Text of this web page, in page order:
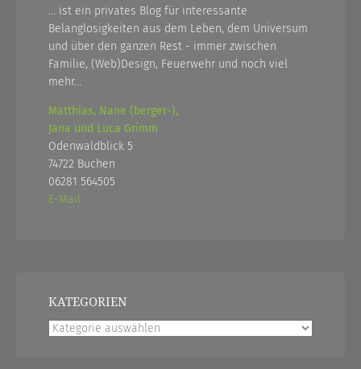
... ist ein privates Blog für interessante
Belanglosigkeiten aus dem Leben, dem Universum
und über den ganzen Rest - immer zwischen
Familie, (Web)Design, Feuerwehr und noch viel
mehr...
Matthias, Nane (berger-),
Jana und Luca Grimm
Odenwaldblick 5
74722 Buchen
06281 564505
E-Mail
KATEGORIEN
Kategorien